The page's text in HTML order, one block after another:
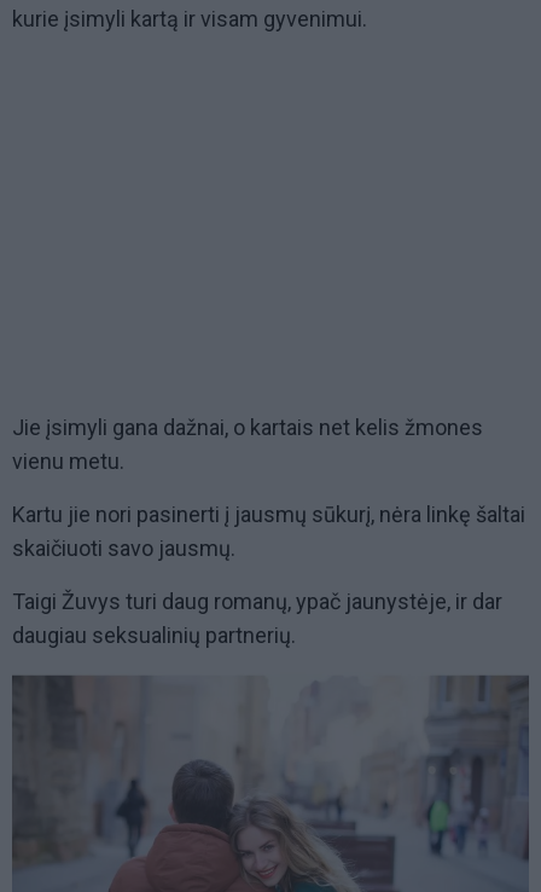
kurie įsimyli kartą ir visam gyvenimui.
Jie įsimyli gana dažnai, o kartais net kelis žmones
vienu metu.
Kartu jie nori pasinerti į jausmų sūkurį, nėra linkę šaltai
skaičiuoti savo jausmų.
Taigi Žuvys turi daug romanų, ypač jaunystėje, ir dar
daugiau seksualinių partnerių.